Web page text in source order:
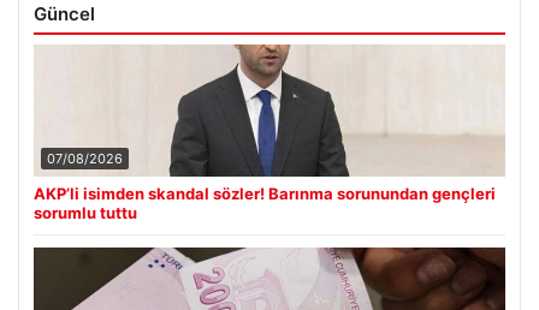
Güncel
07/08/2026
AKP’li isimden skandal sözler! Barınma sorunundan gençleri
sorumlu tuttu